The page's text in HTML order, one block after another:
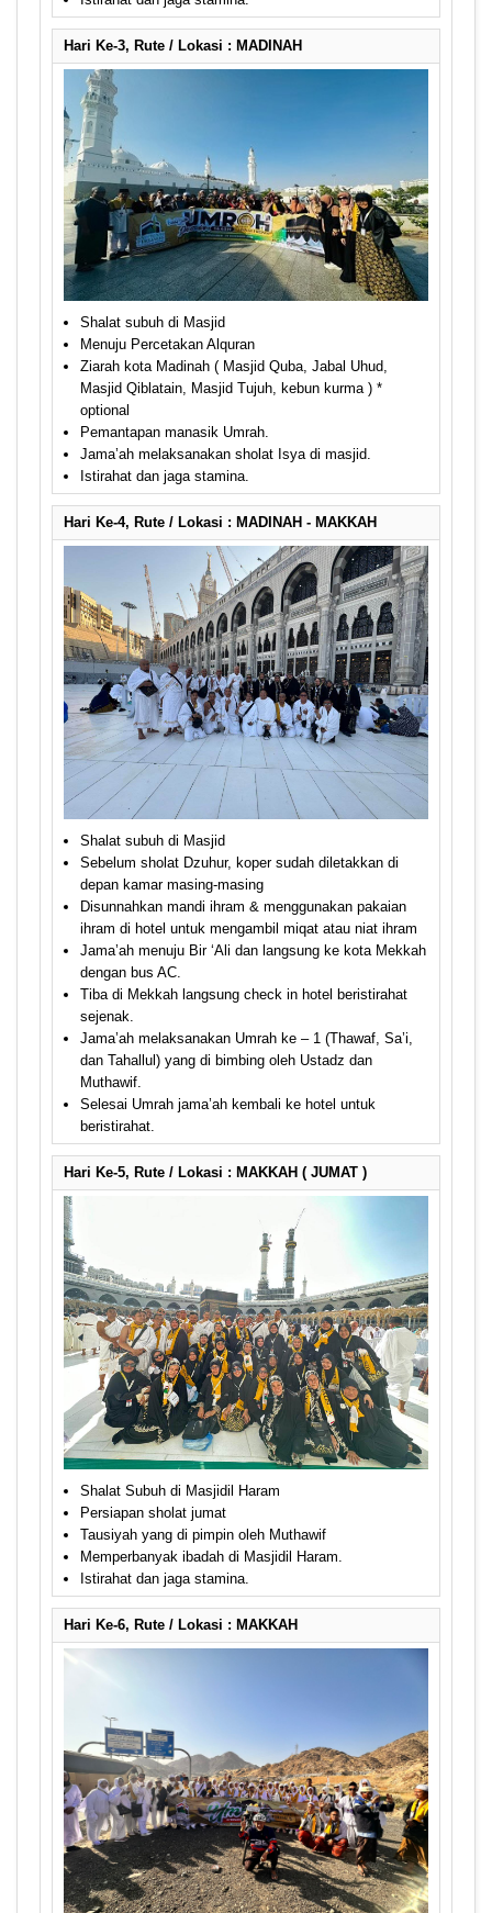
Hari Ke-3, Rute / Lokasi : MADINAH
Shalat subuh di Masjid
Menuju Percetakan Alquran
Ziarah kota Madinah ( Masjid Quba, Jabal Uhud,
Masjid Qiblatain, Masjid Tujuh, kebun kurma ) *
optional
Pemantapan manasik Umrah.
Jama’ah melaksanakan sholat Isya di masjid.
Istirahat dan jaga stamina.
Hari Ke-4, Rute / Lokasi : MADINAH - MAKKAH
Shalat subuh di Masjid
Sebelum sholat Dzuhur, koper sudah diletakkan di
depan kamar masing-masing
Disunnahkan mandi ihram & menggunakan pakaian
ihram di hotel untuk mengambil miqat atau niat ihram
Jama’ah menuju Bir ‘Ali dan langsung ke kota Mekkah
dengan bus AC.
Tiba di Mekkah langsung check in hotel beristirahat
sejenak.
Jama’ah melaksanakan Umrah ke – 1 (Thawaf, Sa’i,
dan Tahallul) yang di bimbing oleh Ustadz dan
Muthawif.
Selesai Umrah jama’ah kembali ke hotel untuk
beristirahat.
Hari Ke-5, Rute / Lokasi : MAKKAH ( JUMAT )
Shalat Subuh di Masjidil Haram
Persiapan sholat jumat
Tausiyah yang di pimpin oleh Muthawif
Memperbanyak ibadah di Masjidil Haram.
Istirahat dan jaga stamina.
Hari Ke-6, Rute / Lokasi : MAKKAH